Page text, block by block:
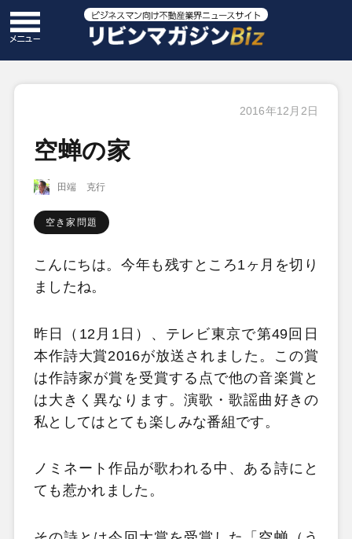
2016年12月2日
空蝉の家
田端 克行
空き家問題
こんにちは。今年も残すところ1ヶ月を切り
ましたね。
昨日（12月1日）、テレビ東京で第49回日
本作詩大賞2016が放送されました。この賞
は作詩家が賞を受賞する点で他の音楽賞と
は大きく異なります。演歌・歌謡曲好きの
私としてはとても楽しみな番組です。
ノミネート作品が歌われる中、ある詩にと
ても惹かれました。